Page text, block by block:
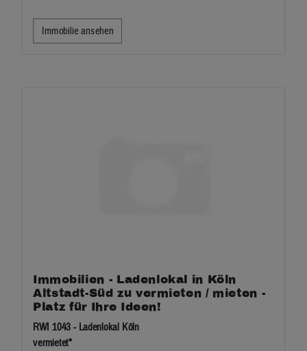
Immobilie ansehen
Immobilien - Ladenlokal in Köln
Altstadt-Süd zu vermieten / mieten -
Platz für Ihre Ideen!
RWI 1043 - Ladenlokal Köln
vermietet*